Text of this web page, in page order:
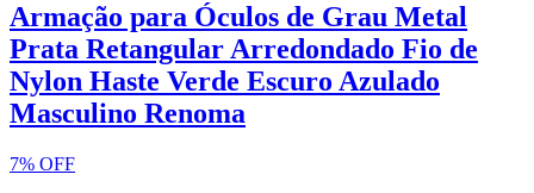
Armação para Óculos de Grau Metal
Prata Retangular Arredondado Fio de
Nylon Haste Verde Escuro Azulado
Masculino Renoma
7% OFF